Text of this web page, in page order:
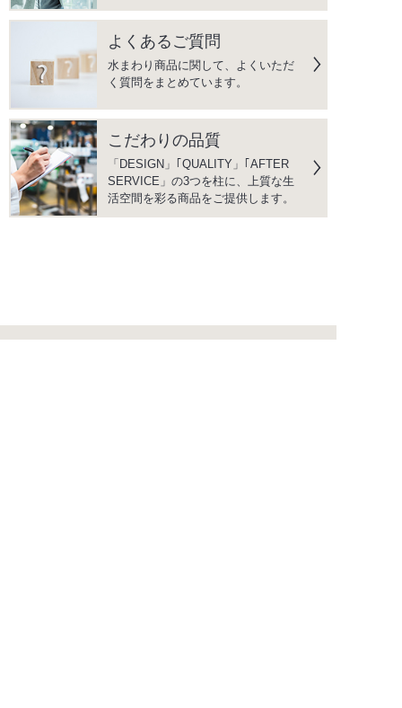
よくあるご質問
水まわり商品に関して、よくいただ
く質問をまとめています。
こだわりの品質
「DESIGN」｢QUALITY」｢AFTER
SERVICE」の3つを柱に、上質な生
活空間を彩る商品をご提供します。